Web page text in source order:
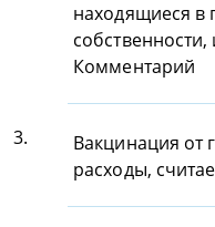
находящиеся в
Комментарий
3.
Вакцинация от
расходы,